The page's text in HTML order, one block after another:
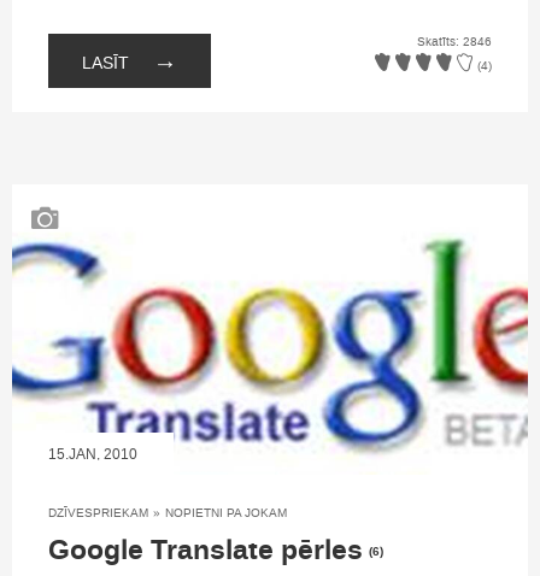
LASĪT →
Skatīts: 2846
(4)
15.JAN, 2010
DZĪVESPRIEKAM » NOPIETNI PA JOKAM
Google Translate pērles (6)